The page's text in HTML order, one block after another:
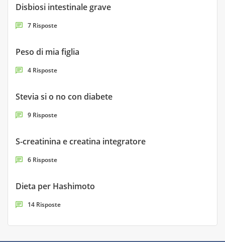
Disbiosi intestinale grave
7 Risposte
Peso di mia figlia
4 Risposte
Stevia si o no con diabete
9 Risposte
S-creatinina e creatina integratore
6 Risposte
Dieta per Hashimoto
14 Risposte